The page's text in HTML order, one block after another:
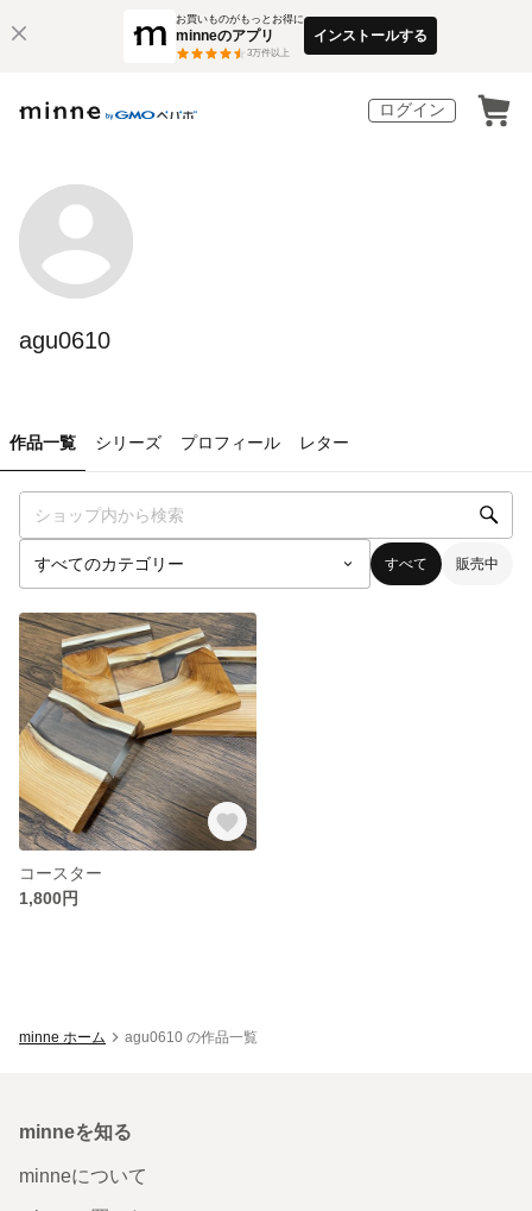
お買いものがもっとお得に
minneのアプリ
3万件以上
インストールする
ログイン
agu0610
作品一覧 シリーズ プロフィール レター
すべて 販売中
コースター
1,800円
minne ホーム agu0610 の作品一覧
minneを知る
minneについて